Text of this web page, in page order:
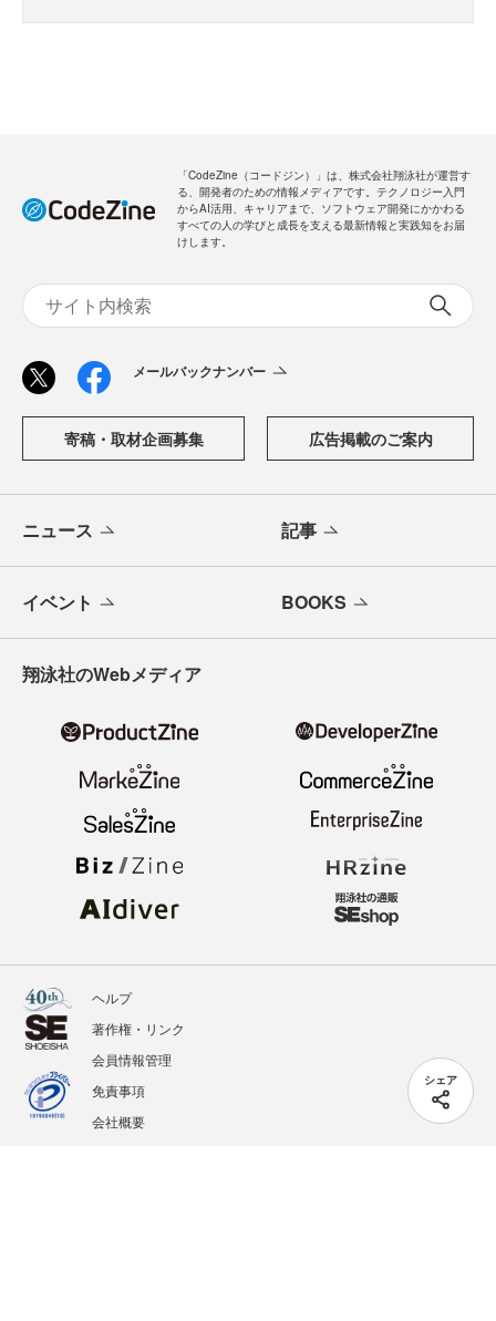
シェア
「CodeZine（コードジン）」は、株式会社翔泳社が運営す
る、開発者のための情報メディアです。テクノロジー入門
からAI活用、キャリアまで、ソフトウェア開発にかかわる
すべての人の学びと成長を支える最新情報と実践知をお届
けします。
メールバックナンバー
寄稿・取材企画募集 広告掲載のご案内
ニュース 記事
イベント BOOKS
翔泳社のWebメディア
ヘルプ
著作権・リンク
会員情報管理
免責事項
会社概要